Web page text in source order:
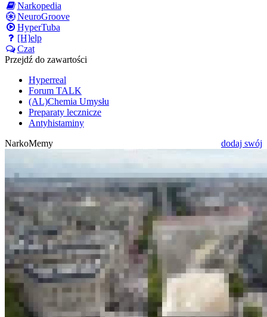
Narkopedia
NeuroGroove
HyperTuba
[H]elp
Czat
Przejdź do zawartości
Hyperreal
Forum TALK
(AL)Chemia Umysłu
Preparaty lecznicze
Antyhistaminy
NarkoMemy
dodaj swój